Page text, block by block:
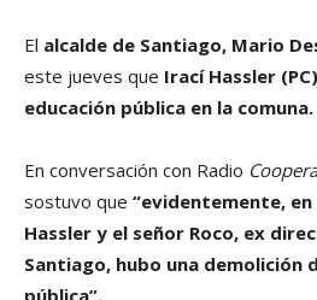
El alcalde de Santiago, Mario
este jueves que Irací Hassler
educación pública en la comuna.
En conversación con Radio
sostuvo que “evidentemente,
Hassler y el señor Roco, ex
Santiago, hubo una demolición
pública”.